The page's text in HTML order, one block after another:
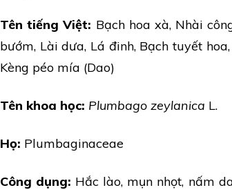
Tên tiếng Việt: Bạch hoa xà, Nhài
bướm, Lài dưa, Lá đinh, Bạch tuyết
Kèng péo mía (Dao)
Tên khoa học: Plumbago zeylanica L.
Họ: Plumbaginaceae
Công dụng: Hắc lào, mụn nhọt, nấm